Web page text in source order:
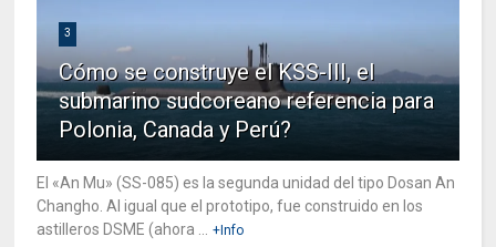
3
Cómo se construye el KSS-III, el
submarino sudcoreano referencia para
Polonia, Canada y Perú?
El «An Mu» (SS-085) es la segunda unidad del tipo Dosan An
Changho. Al igual que el prototipo, fue construido en los
astilleros DSME (ahora ...
+Info